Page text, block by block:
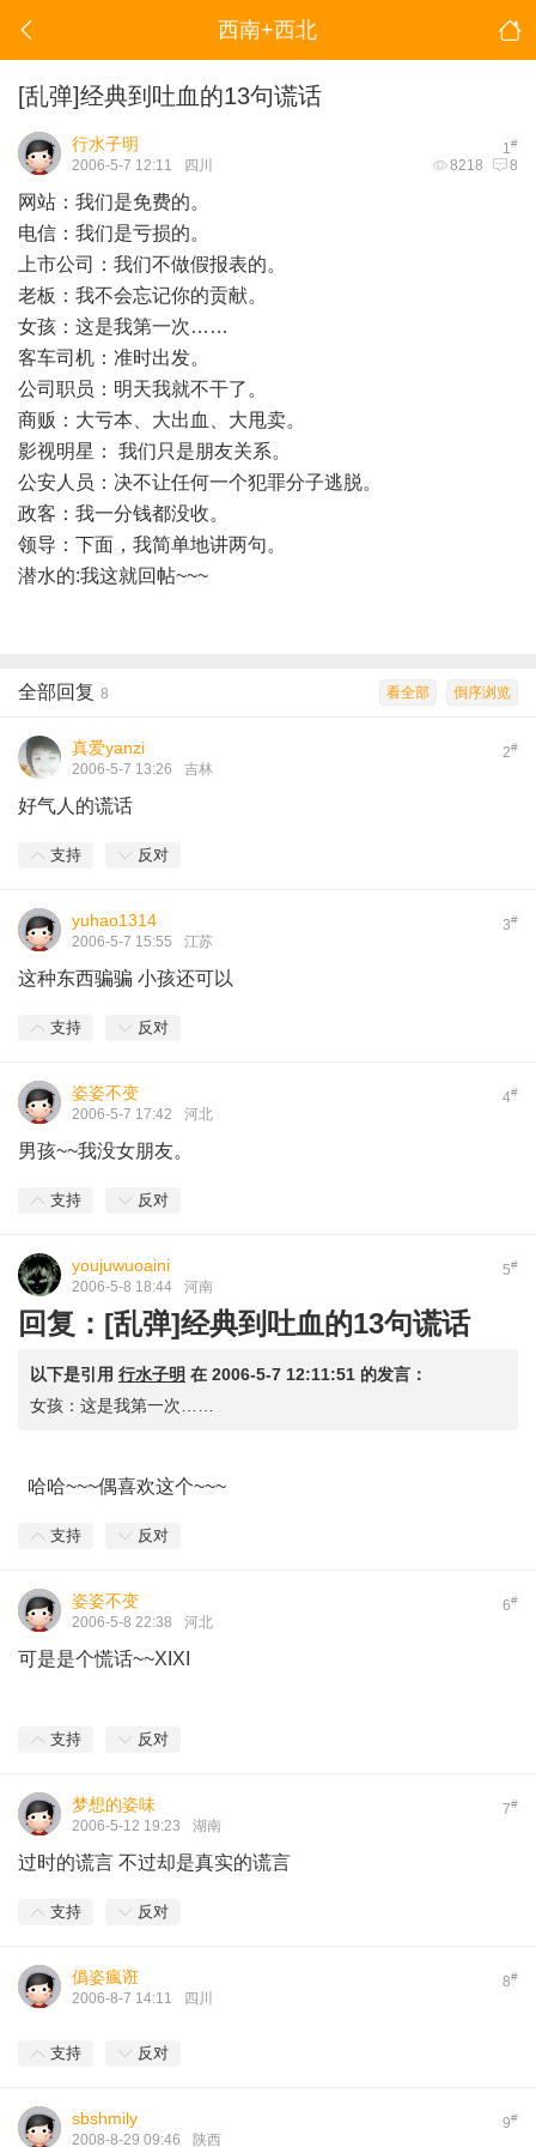
西南+西北
[乱弹]经典到吐血的13句谎话
1#
行水子明
8218 8
2006-5-7 12:11 四川
网站：我们是免费的。
电信：我们是亏损的。
上市公司：我们不做假报表的。
老板：我不会忘记你的贡献。
女孩：这是我第一次……
客车司机：准时出发。
公司职员：明天我就不干了。
商贩：大亏本、大出血、大甩卖。
影视明星： 我们只是朋友关系。
公安人员：决不让任何一个犯罪分子逃脱。
政客：我一分钱都没收。
领导：下面，我简单地讲两句。
潜水的:我这就回帖~~~
倒序浏览
看全部
全部回复 8
2#
真爱yanzi
2006-5-7 13:26 吉林
好气人的谎话
支持 反对
3#
yuhao1314
2006-5-7 15:55 江苏
这种东西骗骗 小孩还可以
支持 反对
4#
姿姿不变
2006-5-7 17:42 河北
男孩~~我没女朋友。
支持 反对
5#
youjuwuoaini
2006-5-8 18:44 河南
回复：[乱弹]经典到吐血的13句谎话
以下是引用 行水子明 在 2006-5-7 12:11:51 的发言：
女孩：这是我第一次……
哈哈~~~偶喜欢这个~~~
支持 反对
6#
姿姿不变
2006-5-8 22:38 河北
可是是个慌话~~XIXI
支持 反对
7#
梦想的姿味
2006-5-12 19:23 湖南
过时的谎言 不过却是真实的谎言
支持 反对
8#
僞姿瘋诳
2006-8-7 14:11 四川
支持 反对
9#
sbshmily
2008-8-29 09:46 陕西